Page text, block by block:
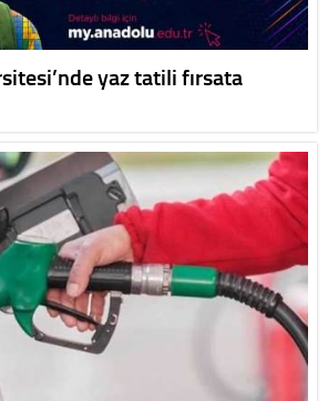
yaz tatili fırsata